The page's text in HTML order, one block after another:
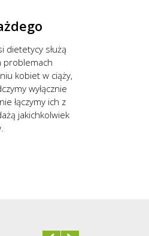
dietetycy służą
problemach
kobiet w ciąży,
wyłącznie
łączymy ich z
jakichkolwiek